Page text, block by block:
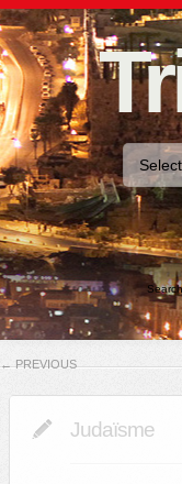
← PREVIOUS
Judaïsme